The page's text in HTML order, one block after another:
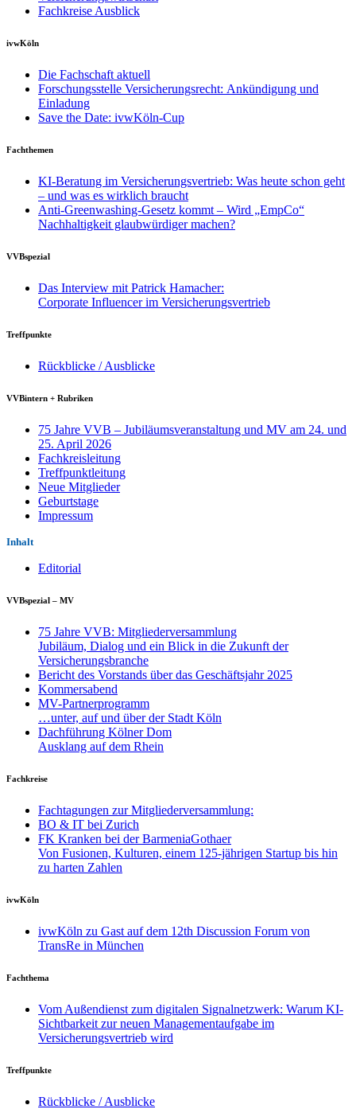
Fachkreise Ausblick
ivwKöln
Die Fachschaft aktuell
Forschungsstelle Versicherungsrecht: Ankündigung und
Einladung
Save the Date: ivwKöln-Cup
Fachthemen
KI-Beratung im Versicherungsvertrieb: Was heute schon geht
– und was es wirklich braucht
Anti-Greenwashing-Gesetz kommt – Wird „EmpCo“
Nachhaltigkeit glaubwürdiger machen?
VVBspezial
Das Interview mit Patrick Hamacher:
Corporate Influencer im Versicherungsvertrieb
Treffpunkte
Rückblicke / Ausblicke
VVBintern + Rubriken
75 Jahre VVB – Jubiläumsveranstaltung und MV am 24. und
25. April 2026
Fachkreisleitung
Treffpunktleitung
Neue Mitglieder
Geburtstage
Impressum
Inhalt
Editorial
VVBspezial – MV
75 Jahre VVB: Mitgliederversammlung
Jubiläum, Dialog und ein Blick in die Zukunft der
Versicherungsbranche
Bericht des Vorstands über das Geschäftsjahr 2025
Kommersabend
MV-Partnerprogramm
…unter, auf und über der Stadt Köln
Dachführung Kölner Dom
Ausklang auf dem Rhein
Fachkreise
Fachtagungen zur Mitgliederversammlung:
BO & IT bei Zurich
FK Kranken bei der BarmeniaGothaer
Von Fusionen, Kulturen, einem 125-jährigen Startup bis hin
zu harten Zahlen
ivwKöln
ivwKöln zu Gast auf dem 12th Discussion Forum von
TransRe in München
Fachthema
Vom Außendienst zum digitalen Signalnetzwerk: Warum KI-
Sichtbarkeit zur neuen Managementaufgabe im
Versicherungsvertrieb wird
Treffpunkte
Rückblicke / Ausblicke